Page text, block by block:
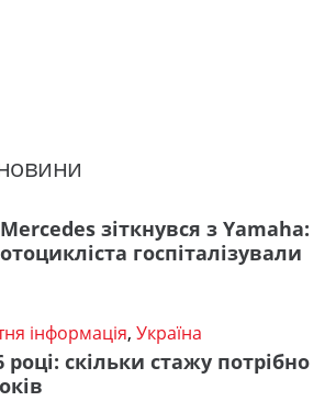
зіткнувся з Yamaha:
госпіталізували
інформація, Україна
році: скільки стажу потрібно